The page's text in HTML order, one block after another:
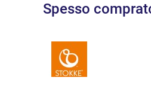
Spesso